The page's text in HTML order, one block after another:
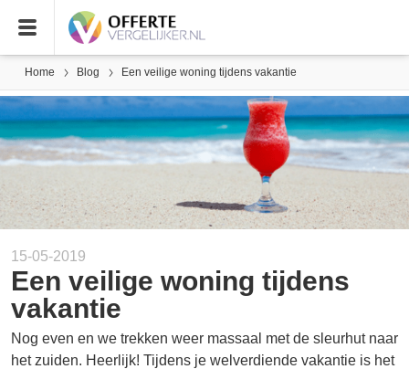
Home Blog Een veilige woning tijdens vakantie
15-05-2019
Een veilige woning tijdens
vakantie
Nog even en we trekken weer massaal met de sleurhut naar
het zuiden. Heerlijk! Tijdens je welverdiende vakantie is het